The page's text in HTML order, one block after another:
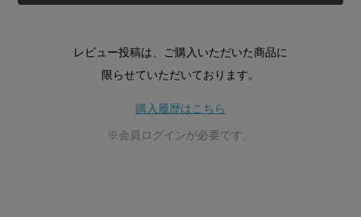
レビュー投稿は、ご購入いただいた商品に
限らせていただいております。
購入履歴はこちら
※会員ログインが必要です。